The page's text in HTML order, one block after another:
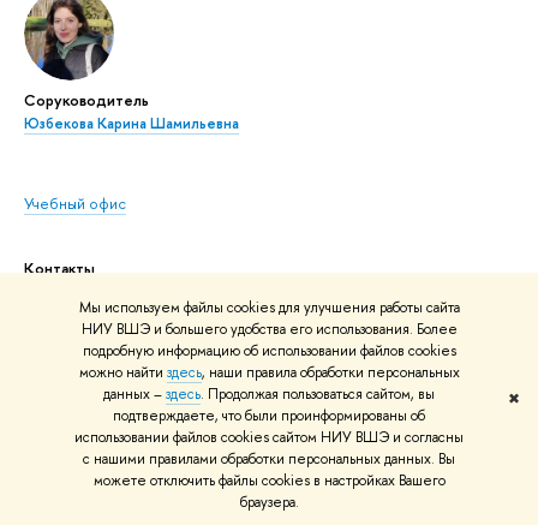
Мы используем файлы cookies для улучшения работы сайта
НИУ ВШЭ и большего удобства его использования. Более
подробную информацию об использовании файлов cookies
можно найти здесь, наши правила обработки персональных
данных –здесь. Продолжая пользоваться сайтом, вы
подтверждаете, что были проинформированы об
использовании файлов cookies сайтом НИУ ВШЭ и согласны
с нашими правилами обработки персональных данных. Вы
можете отключить файлы cookies в настройках Вашего
браузера.
✖
Соруководитель
Юзбекова Карина Шамильевна
Учебный офис
Контакты
190068,
Санкт-Петербург,
наб. Канала Грибоедова, д. 123, каб. 310
Телефон: +7 (812) 644-59-11
доб. 61710 или 61865
Режим работы:
Пн. – Пт.: 10:00–18:00